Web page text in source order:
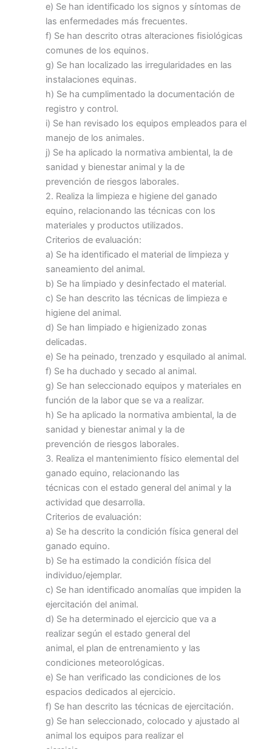
e) Se han identificado los signos y síntomas de
las enfermedades más frecuentes.
f) Se han descrito otras alteraciones fisiológicas
comunes de los equinos.
g) Se han localizado las irregularidades en las
instalaciones equinas.
h) Se ha cumplimentado la documentación de
registro y control.
i) Se han revisado los equipos empleados para el
manejo de los animales.
j) Se ha aplicado la normativa ambiental, la de
sanidad y bienestar animal y la de
prevención de riesgos laborales.
2. Realiza la limpieza e higiene del ganado
equino, relacionando las técnicas con los
materiales y productos utilizados.
Criterios de evaluación:
a) Se ha identificado el material de limpieza y
saneamiento del animal.
b) Se ha limpiado y desinfectado el material.
c) Se han descrito las técnicas de limpieza e
higiene del animal.
d) Se han limpiado e higienizado zonas
delicadas.
e) Se ha peinado, trenzado y esquilado al animal.
f) Se ha duchado y secado al animal.
g) Se han seleccionado equipos y materiales en
función de la labor que se va a realizar.
h) Se ha aplicado la normativa ambiental, la de
sanidad y bienestar animal y la de
prevención de riesgos laborales.
3. Realiza el mantenimiento físico elemental del
ganado equino, relacionando las
técnicas con el estado general del animal y la
actividad que desarrolla.
Criterios de evaluación:
a) Se ha descrito la condición física general del
ganado equino.
b) Se ha estimado la condición física del
individuo/ejemplar.
c) Se han identificado anomalías que impiden la
ejercitación del animal.
d) Se ha determinado el ejercicio que va a
realizar según el estado general del
animal, el plan de entrenamiento y las
condiciones meteorológicas.
e) Se han verificado las condiciones de los
espacios dedicados al ejercicio.
f) Se han descrito las técnicas de ejercitación.
g) Se han seleccionado, colocado y ajustado al
animal los equipos para realizar el